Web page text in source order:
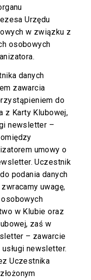
Urzędu
w związku z
osobowych
danych
zawarcia
do
z Karty Klubowej,
newsletter –
umowy o
Uczestnik
podania danych
uwagę,
w Klubie oraz
zaś w
– zawarcie
newsletter.
Uczestnika